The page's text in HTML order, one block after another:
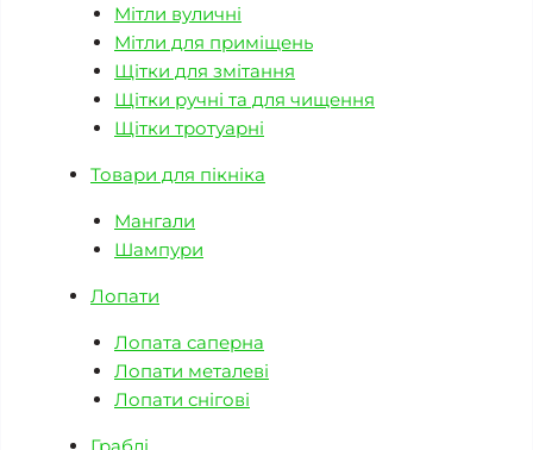
Мітли вуличні
Мітли для приміщень
Щітки для змітання
Щітки ручні та для чищення
Щітки тротуарні
Товари для пікніка
Мангали
Шампури
Лопати
Лопата саперна
Лопати металеві
Лопати снігові